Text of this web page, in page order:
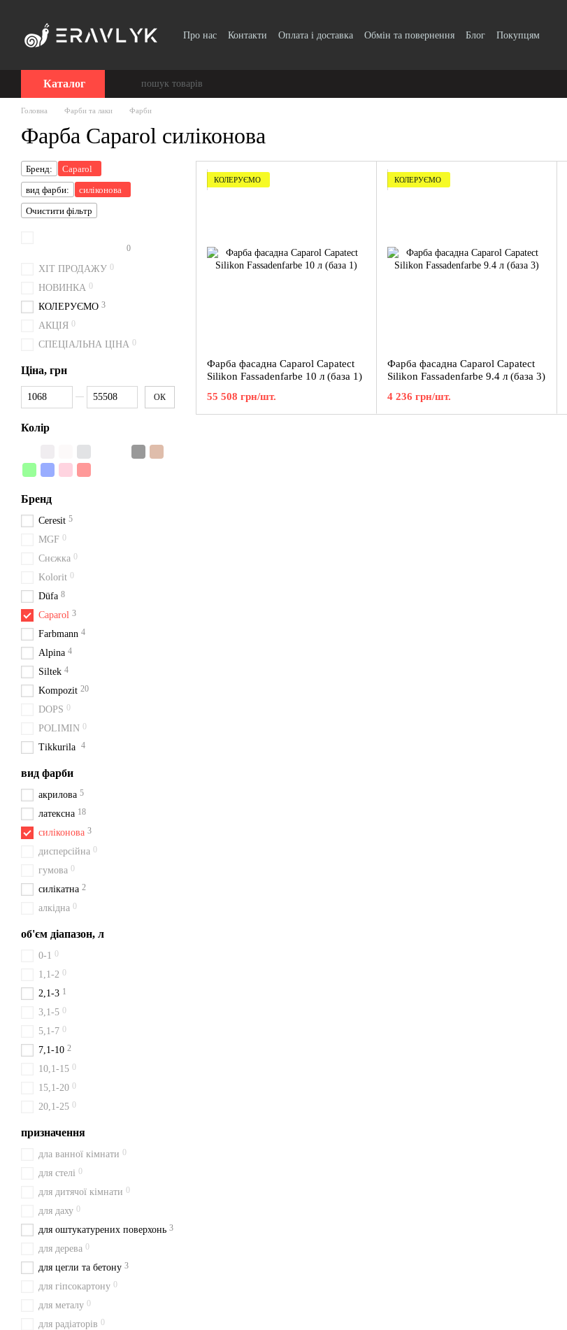
Про нас Контакти Оплата і доставка Обмін та повернення Блог Покупцям
Каталог
Головна Фарби та лаки Фарби
Фарба Caparol силіконова
КОЛЕРУЄМО
Фарба фасадна Caparol Capatect
Silikon Fassadenfarbe 10 л (база 1)
55 508 грн/шт.
КОЛЕРУЄМО
Фарба фасадна Caparol Capatect
Silikon Fassadenfarbe 9.4 л (база 3)
4 236 грн/шт.
Бренд:
Caparol
вид фарби:
силіконова
Очистити фільтр
0
ХІТ ПРОДАЖУ 0
НОВИНКА 0
КОЛЕРУЄМО 3
АКЦІЯ 0
СПЕЦІАЛЬНА ЦІНА 0
Ціна, грн
Від Ціна, грн
До Ціна, грн
ОК
Колір
Бренд
Ceresit 5
MGF 0
Снєжка 0
Kolorit 0
Düfa 8
Caparol 3
Farbmann 4
Alpina 4
Siltek 4
Kompozit 20
DOPS 0
POLIMIN 0
Tikkurila 4
вид фарби
акрилова 5
латексна 18
силіконова 3
дисперсійна 0
гумова 0
силікатна 2
алкідна 0
об'єм діапазон, л
0-1 0
1,1-2 0
2,1-3 1
3,1-5 0
5,1-7 0
7,1-10 2
10,1-15 0
15,1-20 0
20,1-25 0
призначення
дла ванної кімнати 0
для стелі 0
для дитячої кімнати 0
для даху 0
для оштукатурених поверхонь 3
для дерева 0
для цегли та бетону 3
для гіпсокартону 0
для металу 0
для радіаторів 0